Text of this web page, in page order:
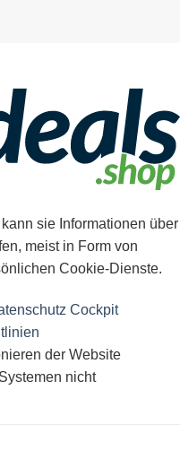
sie Informationen über
meist in Form von
Cookie-Dienste.
Cockpit
der Website
nicht